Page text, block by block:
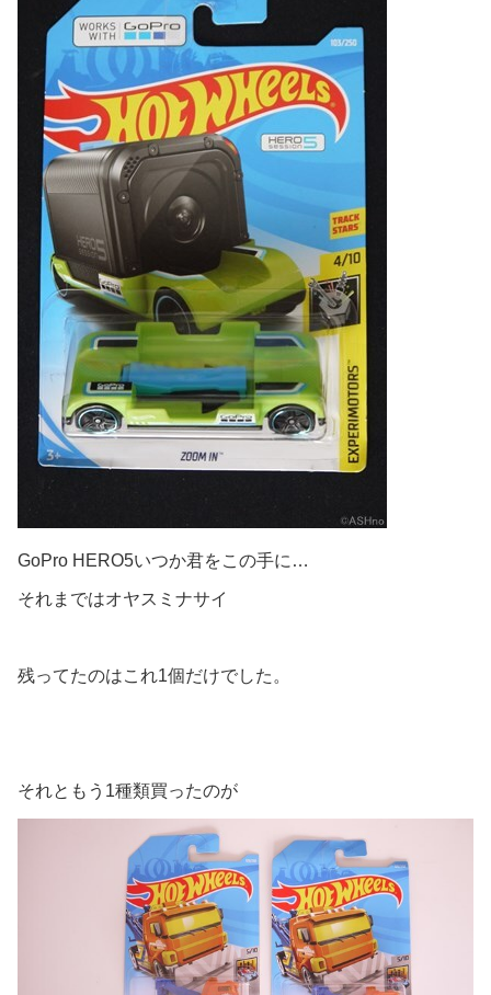
GoPro HERO5いつか君をこの手に…
それまではオヤスミナサイ
残ってたのはこれ1個だけでした。
それともう1種類買ったのが